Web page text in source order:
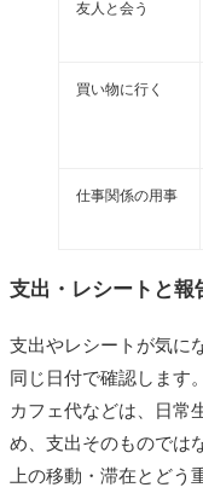
友人と会う
買い物に行く
仕事関係の用事
支出・レシートと報
支出やレシートが気に
同じ日付で確認します
カフェ代などは、日常
め、支出そのものでは
上の移動・滞在とどう